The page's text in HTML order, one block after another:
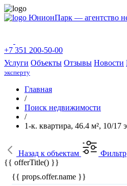
ЮнионПарк — агентство
+7 351 200-50-00
Услуги Объекты Отзывы Новости
эксперту
Главная
/
Поиск недвижимости
/
1-к. квартира, 46.4 м², 10/17
Назад к объектам
Фильтр
{{ offerTitle() }}
{{ props.offer.name }}